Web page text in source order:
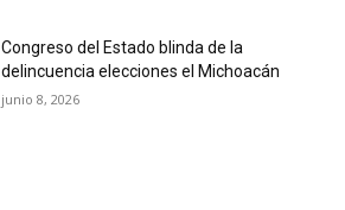
Congreso del Estado blinda de la
delincuencia elecciones el Michoacán
junio 8, 2026